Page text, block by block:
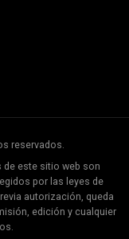
reservados.
de este sitio web son
por las leyes de
autorización, queda
edición y cualquier